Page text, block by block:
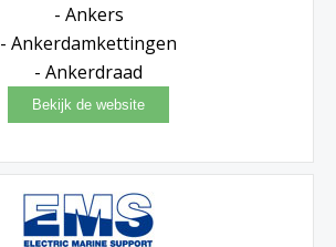
- Ankers
- Ankerdamkettingen
- Ankerdraad